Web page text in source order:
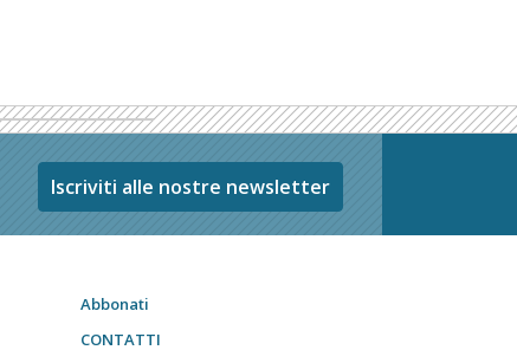
Iscriviti alle nostre newsletter
Abbonati
CONTATTI